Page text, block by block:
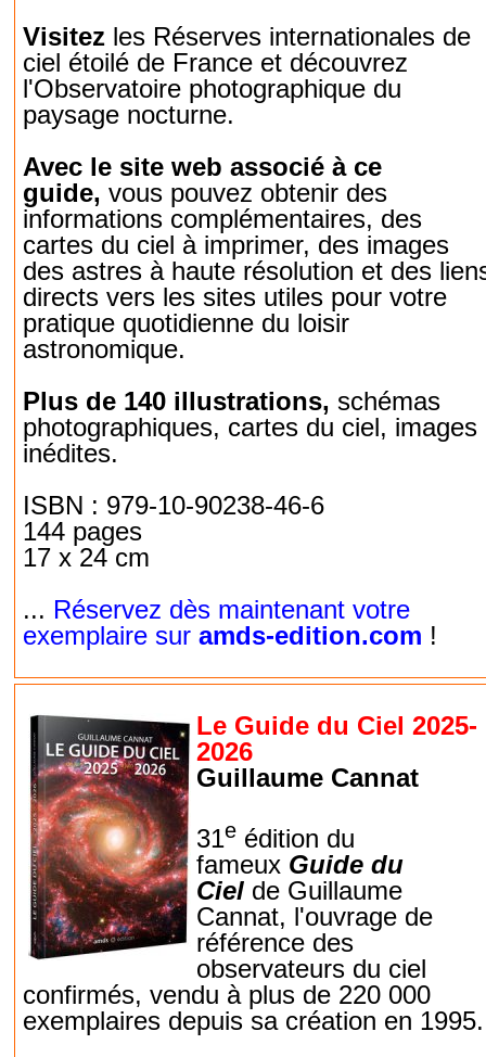
Visitez les Réserves internationales de
ciel étoilé de France et découvrez
l'Observatoire photographique du
paysage nocturne.
Avec le site web associé à ce
guide, vous pouvez obtenir des
informations complémentaires, des
cartes du ciel à imprimer, des images
des astres à haute résolution et des
directs vers les sites utiles pour votre
pratique quotidienne du loisir
astronomique.
Plus de 140 illustrations, schémas
photographiques, cartes du ciel, images
inédites.
ISBN : 979-10-90238-46-6
144 pages
17 x 24 cm
... Réservez dès maintenant votre
exemplaire sur amds-edition.com !
Le Guide du Ciel 2025-
2026
Guillaume Cannat
31e édition du
fameux Guide du
Ciel de Guillaume
Cannat, l'ouvrage de
référence des
observateurs du ciel
confirmés, vendu à plus de 220 000
exemplaires depuis sa création en 1995.